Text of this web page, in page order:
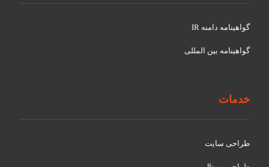
گواهينامه دامنه IR
گواهينامه بین المللی
خدمات
طراحی سایت